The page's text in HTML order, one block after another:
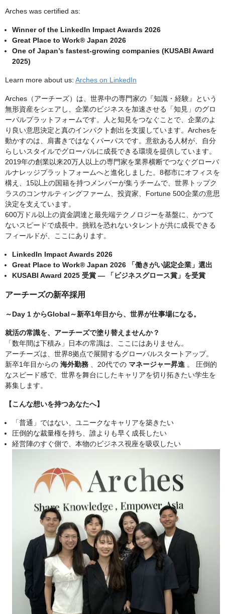
Arches was certified as:
Winner of the LinkedIn Impact Awards 2026
Great Place to Work® Japan 2026
One of Japan’s fastest-growing companies (KUSABI Award
2025)
Learn more about us: Arches on LinkedIn
Arches（アーチーズ）は、世界中の専門家の『知識・経験』という
無形資産をシェアし、企業のビジネスを加速させる「知見」のグロ
ーバルプラットフォームです。人と知見をつなぐことで、企業のよ
り良い意思決定と真のインパクト創出を支援しています。Archesを
動かすのは、肩書きではなくパーパスです。意欲ある人材が、自分
らしいスタイルでグローバルに成長できる環境を提供しています。
2019年の創業以来20万人以上の専門家を業界横断でつなぐグローバ
ルナレッジプラットフォームへと進化しました。8都市にオフィスを
構え、15以上の国籍を持つメンバーが集うチームで、世界トップク
ラスのコンサルティングファーム、投資家、Fortune 500企業の意思
決定を支えています。
600万ドル以上の資金調達と最先端テクノロジーを基盤に、かつて
ないスピードで成長中。挑戦を恐れないタレントが共に成長できる
フィールドが、ここにあります。
LinkedIn Impact Awards 2026
Great Place to Work® Japan 2026 「働きがい認定企業」選出
KUSABI Award 2025 受賞 — 「ビジネスグロース賞」を受賞
アーチーズの新卒採用
～Day 1 からGlobal～新卒1年目から、世界が仕事場になる。
就活の常識を、アーチーズで塗り替えませんか？
「数年間は下積み」日本の常識は、ここにはありません。
アーチーズは、世界8拠点で展開するグローバルスタートアップ。
新卒1年目からの 海外勤務 、20代での マネージャー昇進 。 圧倒的
なスピード感で、世界を舞台にしたキャリアを切り拓きたい学生を
募集します。
【こんな想いを持つあなたへ】
「普通」ではない、ユニークなキャリアを築きたい
圧倒的な裁量権を持ち、誰よりも早く成長したい
経営陣のすぐ側で、本物のビジネス視座を吸収したい